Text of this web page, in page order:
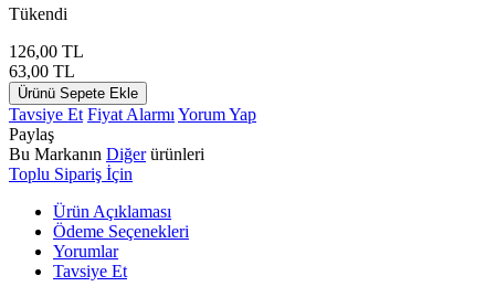
Tükendi
126,00 TL
63,00 TL
Ürünü Sepete Ekle
Tavsiye Et Fiyat Alarmı Yorum Yap
Paylaş
Bu Markanın Diğerürünleri
Toplu Sipariş İçin
Ürün Açıklaması
Ödeme Seçenekleri
Yorumlar
Tavsiye Et